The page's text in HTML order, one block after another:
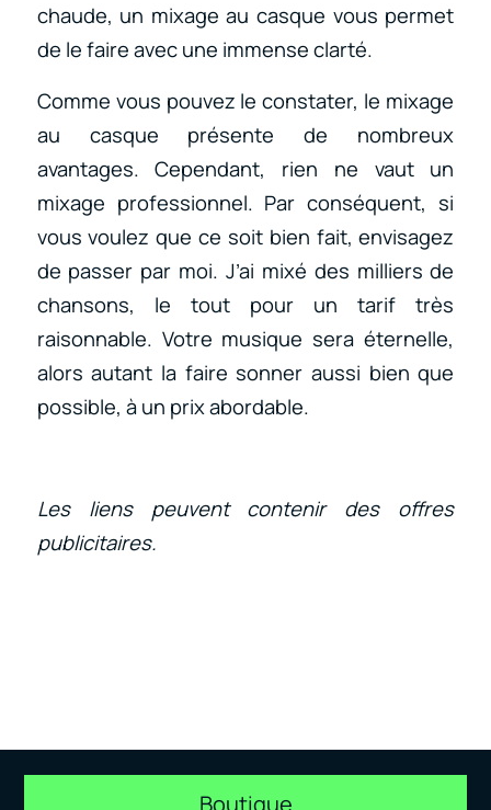
chaude, un mixage au casque vous permet
de le faire avec une immense clarté.
Comme vous pouvez le constater, le mixage
au casque présente de nombreux
avantages. Cependant, rien ne vaut un
mixage professionnel. Par conséquent, si
vous voulez que ce soit bien fait, envisagez
de passer par moi. J’ai mixé des milliers de
chansons, le tout pour un tarif très
raisonnable. Votre musique sera éternelle,
alors autant la faire sonner aussi bien que
possible, à un prix abordable.
Les liens peuvent contenir des offres
publicitaires.
Boutique